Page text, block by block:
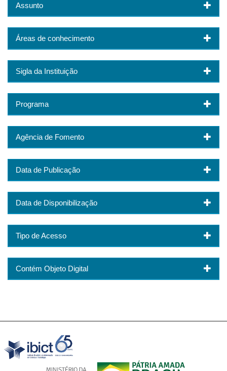
Assunto
Áreas de conhecimento
Sigla da Instituição
Programa
Agência de Fomento
Data de Publicação
Data de Disponibilização
Tipo de Acesso
Contém Objeto Digital